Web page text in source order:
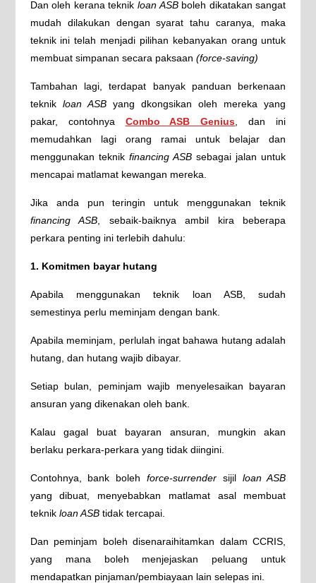
Dan oleh kerana teknik loan ASBboleh dikatakan sangat
mudah dilakukan dengan syarat tahu caranya, maka
teknik ini telah menjadi pilihan kebanyakan orang untuk
membuat simpanan secara paksaan (force-saving)
Tambahan lagi, terdapat banyak panduan berkenaan
teknik loan ASByang dkongsikan oleh mereka yang
pakar, contohnya Combo ASB Genius , dan ini
memudahkan lagi orang ramai untuk belajar dan
menggunakan teknik financing ASB sebagai jalan untuk
mencapai matlamat kewangan mereka.
Jika anda pun teringin untuk menggunakan teknik
financing ASB , sebaik-baiknya ambil kira beberapa
perkara penting ini terlebih dahulu:
1. Komitmen bayar hutang
Apabila menggunakan teknik loan ASB, sudah
semestinya perlu meminjam dengan bank.
Apabila meminjam, perlulah ingat bahawa hutang adalah
hutang, dan hutang wajib dibayar.
Setiap bulan, peminjam wajib menyelesaikan bayaran
ansuran yang dikenakan oleh bank.
Kalau gagal buat bayaran ansuran, mungkin akan
berlaku perkara-perkara yang tidak diingini.
Contohnya, bank boleh force-surrender sijil loan ASB
yang dibuat, menyebabkan matlamat asal membuat
teknik loan ASBtidak tercapai.
Dan peminjam boleh disenaraihitamkan dalam CCRIS,
yang mana boleh menjejaskan peluang untuk
mendapatkan pinjaman/pembiayaan lain selepas ini.